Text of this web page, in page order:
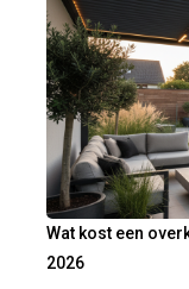
Wat kost een
2026